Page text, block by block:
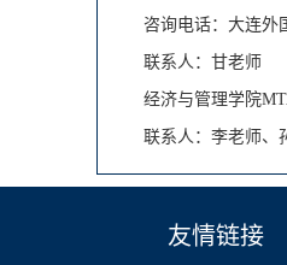
咨询电话：大连外
联系人：甘老师
经济与管理学院
联系人：李老师、
友情链接